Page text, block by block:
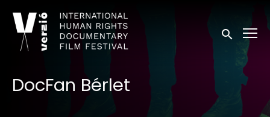
Kisegítő lehetőségek linkek
Keresés
DocFan Bérlet